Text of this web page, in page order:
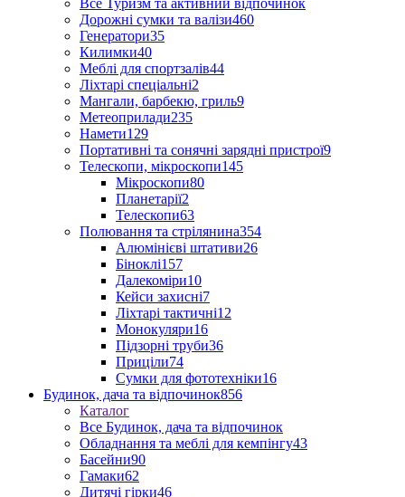
Все Туризм та активний відпочинок
Дорожні сумки та валізи460
Генератори35
Килимки40
Меблі для спортзалів44
Ліхтарі спеціальні2
Мангали, барбекю, гриль9
Метеоприлади235
Намети129
Портативні та сонячні зарядні пристрої9
Телескопи, мікроскопи145
Мікроскопи80
Планетарії2
Телескопи63
Полювання та стрілянина354
Алюмінієві штативи26
Біноклі157
Далекоміри10
Кейси захисні7
Ліхтарі тактичні12
Монокуляри16
Підзорні труби36
Приціли74
Сумки для фототехніки16
Будинок, дача та відпочинок856
Каталог
Все Будинок, дача та відпочинок
Обладнання та меблі для кемпінгу43
Басейни90
Гамаки62
Дитячі гірки46